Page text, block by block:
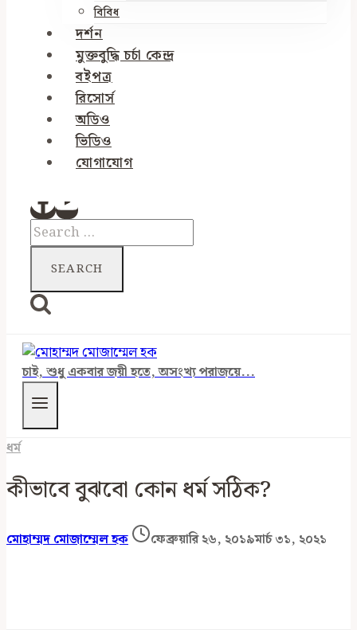
বিবিধ
দর্শন
মুক্তবুদ্ধি চর্চা কেন্দ্র
বইপত্র
রিসোর্স
অডিও
ভিডিও
যোগাযোগ
Search
for:
চাই, শুধু একবার জয়ী হতে, অসংখ্য পরাজয়ে...
ধর্ম
কীভাবে বুঝবো কোন ধর্ম সঠিক?
মোহাম্মদ মোজাম্মেল হক ফেব্রুয়ারি ২৬, ২০১৯মার্চ ৩১, ২০২১